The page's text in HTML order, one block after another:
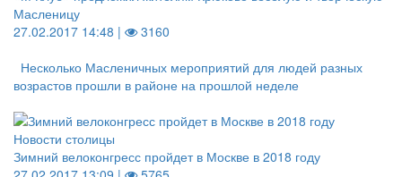
Масленицу
27.02.2017 14:48 |
3160
Несколько Масленичных мероприятий для людей разных
возрастов прошли в районе на прошлой неделе
Новости столицы
Зимний велоконгресс пройдет в Москве в 2018 году